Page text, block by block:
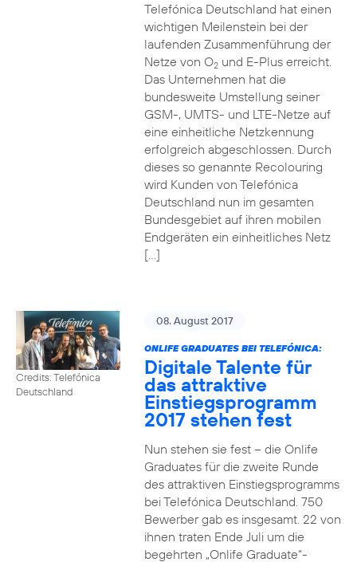
Telefónica Deutschland hat einen
wichtigen Meilenstein bei der
laufenden Zusammenführung der
Netze von O2und E-Plus erreicht.
Das Unternehmen hat die
bundesweite Umstellung seiner
GSM-, UMTS- und LTE-Netze auf
eine einheitliche Netzkennung
erfolgreich abgeschlossen. Durch
dieses so genannte Recolouring
wird Kunden von Telefónica
Deutschland nun im gesamten
Bundesgebiet auf ihren mobilen
Endgeräten ein einheitliches Netz
[…]
Credits: Telefónica
Deutschland
08. August 2017
ONLIFE GRADUATES BEI TELEFÓNICA:
Digitale Talente für
das attraktive
Einstiegsprogramm
2017 stehen fest
Nun stehen sie fest – die Onlife
Graduates für die zweite Runde
des attraktiven Einstiegsprogramms
bei Telefónica Deutschland. 750
Bewerber gab es insgesamt. 22 von
ihnen traten Ende Juli um die
begehrten „Onlife Graduate“-